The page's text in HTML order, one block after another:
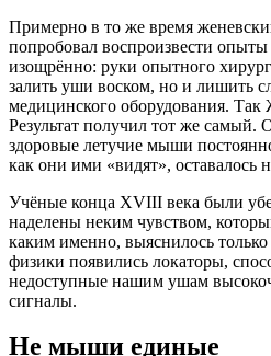
Примерно в то же время
попробовал воспроизвести
изощрённо: руки опытного
залить уши воском, но и лишить
медицинского оборудования.
Результат получил тот же самый.
здоровые летучие мыши
как они ими «видят», оставалось
Учёные конца XVIII века были
наделены неким чувством,
каким именно, выяснилось только
физики появились локаторы,
недоступные нашим ушам
сигналы.
Не мыши единые